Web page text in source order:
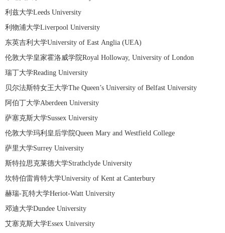
利兹大学Leeds University
利物浦大学Liverpool University
东英吉利大学University of East Anglia (UEA)
伦敦大学皇家霍洛威学院Royal Holloway, University of London
瑞丁大学Reading University
贝尔法斯特女王大学The Queen’s University of Belfast University
阿伯丁大学Aberdeen University
萨塞克斯大学Sussex University
伦敦大学玛利皇后学院Queen Mary and Westfield College
萨里大学Surrey University
斯特拉思克莱德大学Strathclyde University
坎特伯雷肯特大学University of Kent at Canterbury
赫瑞-瓦特大学Heriot-Watt University
邓迪大学Dundee University
艾塞克斯大学Essex University